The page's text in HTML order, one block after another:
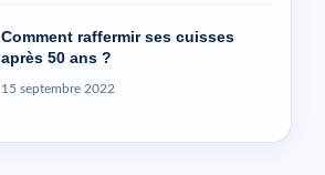
Comment raffermir ses cuisses
après 50 ans ?
15 septembre 2022